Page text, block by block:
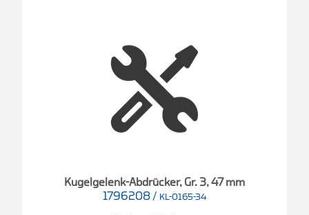
Kugelgelenk-Abdrücker, Gr. 3, 47 mm
1796208 / KL-0165-34